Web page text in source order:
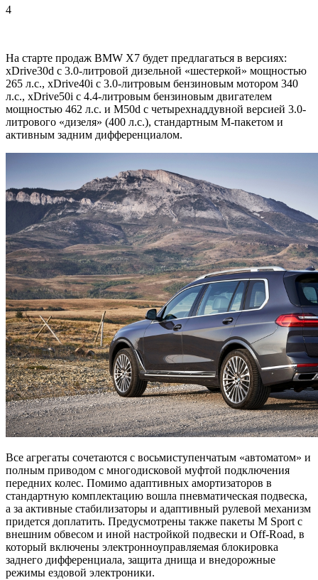
4
На старте продаж BMW X7 будет предлагаться в версиях:
xDrive30d с 3.0-литровой дизельной «шестеркой» мощностью
265 л.с., xDrive40i с 3.0-литровым бензиновым мотором 340
л.с., xDrive50i с 4.4-литровым бензиновым двигателем
мощностью 462 л.с. и M50d с четырехнаддувной версией 3.0-
литрового «дизеля» (400 л.с.), стандартным М-пакетом и
активным задним дифференциалом.
Все агрегаты сочетаются c восьмиступенчатым «автоматом» и
полным приводом с многодисковой муфтой подключения
передних колес. Помимо адаптивных амортизаторов в
стандартную комплектацию вошла пневматическая подвеска,
а за активные стабилизаторы и адаптивный рулевой механизм
придется доплатить. Предусмотрены также пакеты M Sport с
внешним обвесом и иной настройкой подвески и Off-Road, в
который включены электронноуправляемая блокировка
заднего дифференциала, защита днища и внедорожные
режимы ездовой электроники.